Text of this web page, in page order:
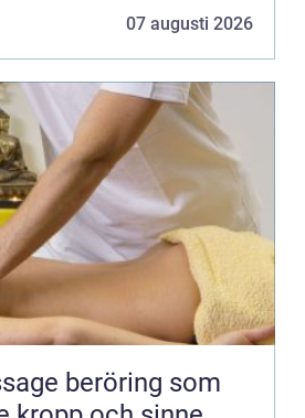
07 augusti 2026
som